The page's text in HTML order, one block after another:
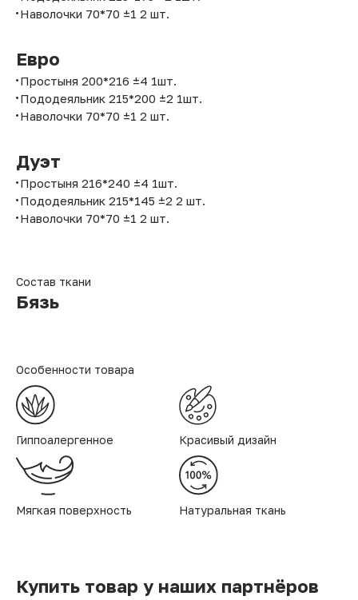
Наволочки 70*70 ±1 2 шт.
Евро
Простыня 200*216 ±4 1шт.
Пододеяльник 215*200 ±2 1шт.
Наволочки 70*70 ±1 2 шт.
Дуэт
Простыня 216*240 ±4 1шт.
Пододеяльник 215*145 ±2 2 шт.
Наволочки 70*70 ±1 2 шт.
Состав ткани
Бязь
Особенности товара
Гиппоалергенное Красивый дизайн
Мягкая поверхность Натуральная ткань
Купить товар у наших партнёров